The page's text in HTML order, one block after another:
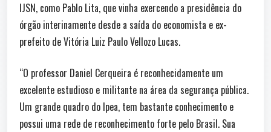
IJSN, como Pablo Lita, que vinha exercendo a presidência do
órgão interinamente desde a saída do economista e ex-
prefeito de Vitória Luiz Paulo Vellozo Lucas.
“O professor Daniel Cerqueira é reconhecidamente um
excelente estudioso e militante na área da segurança pública.
Um grande quadro do Ipea, tem bastante conhecimento e
possui uma rede de reconhecimento forte pelo Brasil. Sua